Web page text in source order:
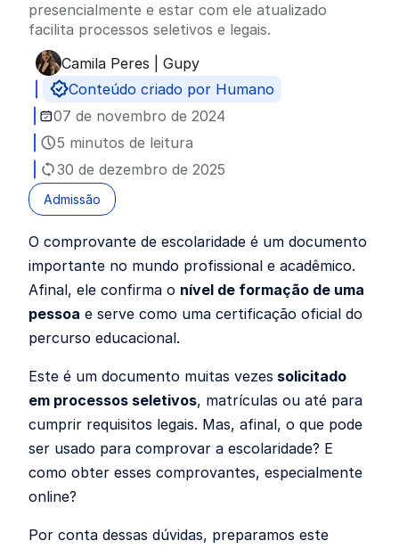
presencialmente e estar com ele atualizado
facilita processos seletivos e legais.
Publicado por
Camila Peres | Gupy
Conteúdo criado por Humano
07 de novembro de 2024
5 minutos de leitura
30 de dezembro de 2025
Admissão
O comprovante de escolaridade é um documento
importante no mundo profissional e acadêmico.
Afinal, ele confirma o nível de formação de uma
pessoa e serve como uma certificação oficial do
percurso educacional.
Este é um documento muitas vezes solicitado
em processos seletivos, matrículas ou até para
cumprir requisitos legais. Mas, afinal, o que pode
ser usado para comprovar a escolaridade? E
como obter esses comprovantes, especialmente
online?
Por conta dessas dúvidas, preparamos este